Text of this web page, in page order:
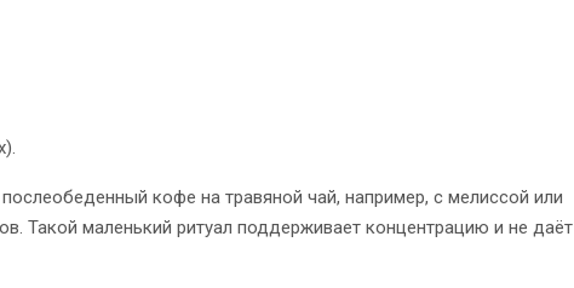
кофе на травяной чай, например, с мелиссой или
Такой маленький ритуал поддерживает концентрацию и не даёт